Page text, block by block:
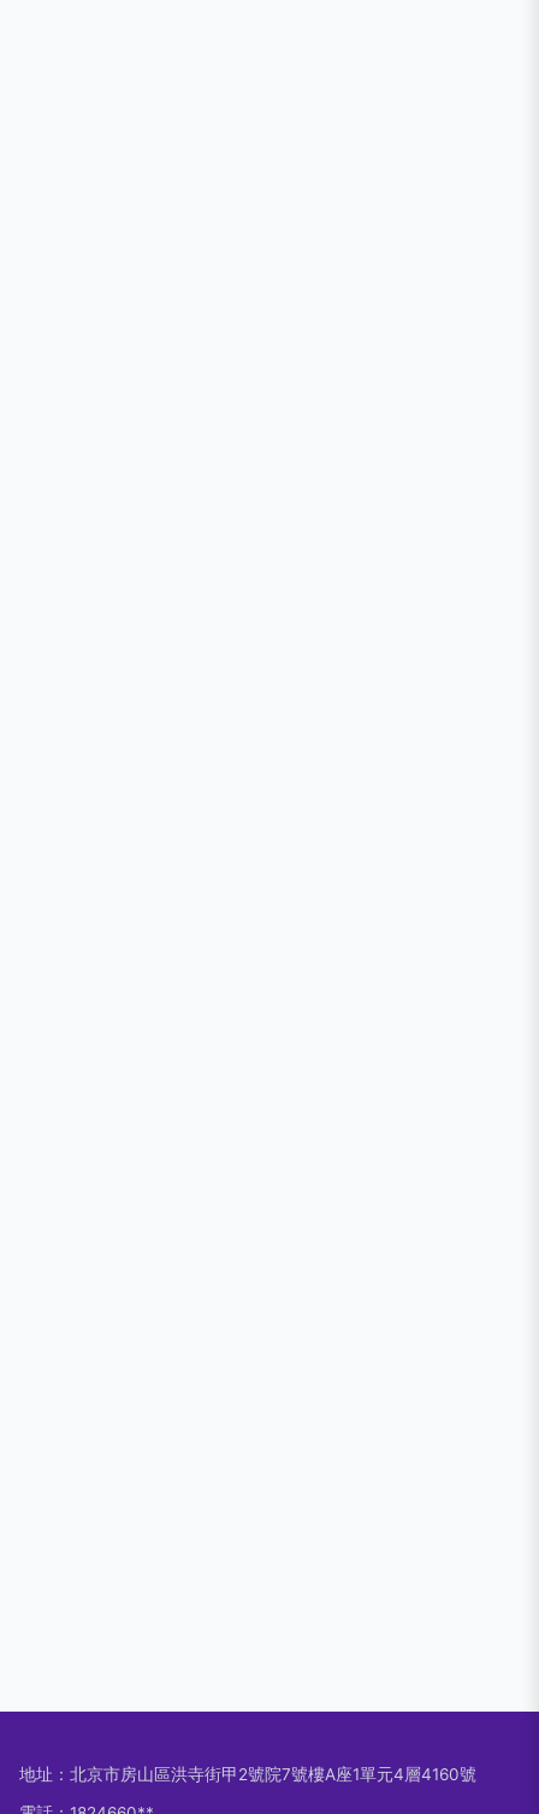
地址：北京市房山區洪寺街甲2號院7號樓A座1單元4層4160號